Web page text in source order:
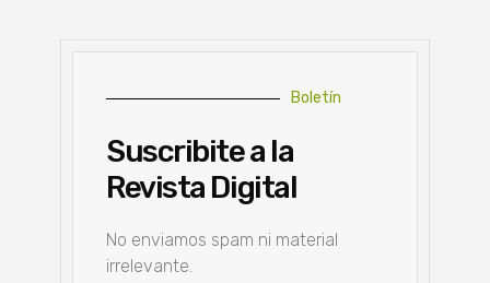
Boletín
Suscribite a la
Revista Digital
No enviamos spam ni material
irrelevante.